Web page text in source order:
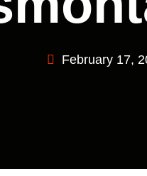
February 17,